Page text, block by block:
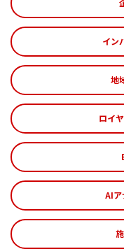
イン
地
ロイ
AIア